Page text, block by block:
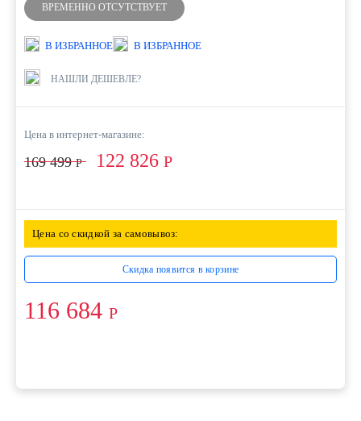
ВРЕМЕННО ОТСУТСТВУЕТ
В ИЗБРАННОЕ В ИЗБРАННОЕ
НАШЛИ ДЕШЕВЛЕ?
Цена в интернет-магазине:
169 499Р 122 826 Р
Цена со скидкой за самовывоз:
Скидка появится в корзине
116 684 Р